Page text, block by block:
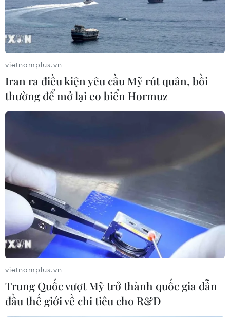
vietnamplus.vn
Iran ra điều kiện yêu cầu Mỹ rút quân, bồi
thường để mở lại eo biển Hormuz
vietnamplus.vn
Trung Quốc vượt Mỹ trở thành quốc gia dẫn
đầu thế giới về chi tiêu cho R&D